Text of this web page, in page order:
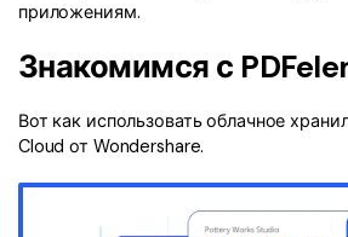
приложениям.
Знакомимся с
Вот как использовать облачное
Cloud от Wondershare.